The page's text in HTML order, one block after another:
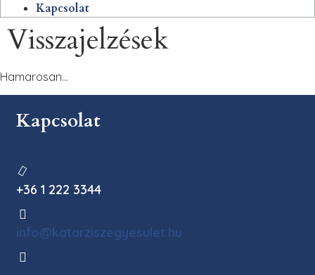
Kapcsolat
Visszajelzések
Hamarosan…
Kapcsolat
+36 1 222 3344
info@katarziszegyesulet.hu